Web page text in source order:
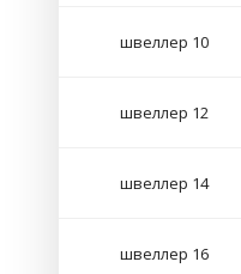
швеллер 10
швеллер 12
швеллер 14
швеллер 16